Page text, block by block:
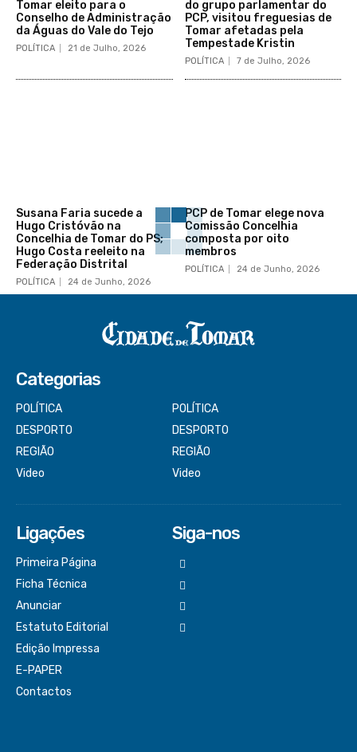
Tomar eleito para o
Conselho de Administração
da Águas do Vale do Tejo
POLÍTICA 21 de Julho, 2026
do grupo parlamentar do
PCP, visitou freguesias de
Tomar afetadas pela
Tempestade Kristin
POLÍTICA 7 de Julho, 2026
Susana Faria sucede a
Hugo Cristóvão na
Concelhia de Tomar do PS;
Hugo Costa reeleito na
Federação Distrital
POLÍTICA 24 de Junho, 2026
PCP de Tomar elege nova
Comissão Concelhia
composta por oito
membros
POLÍTICA 24 de Junho, 2026
Categorias
POLÍTICA
DESPORTO
REGIÃO
Video
POLÍTICA
DESPORTO
REGIÃO
Video
Ligações
Primeira Página
Ficha Técnica
Anunciar
Estatuto Editorial
Edição Impressa
E-PAPER
Contactos
Siga-nos